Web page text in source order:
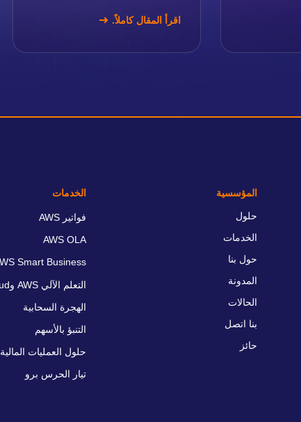
اقرأ المقال كاملاً.
المؤسسية
حلول
الخدمات
حول بنا
المدونة
الحالات
‫بنا‬ ‫اتصل‬
حائز
الخدمات
فواتير AWS
AWS OLA
Smart Business
التعلم الآلي AWS وFlexa Cloud
الهجرة السحابية
التنبؤ بالأسهم
حلول العمليات المالية
تيار الحرس برو